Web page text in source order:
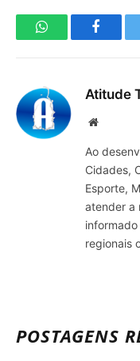
WhatsApp
Atitude
Site
Ao
Cidades,
Esporte,
atender a
regionais
POSTAGENS